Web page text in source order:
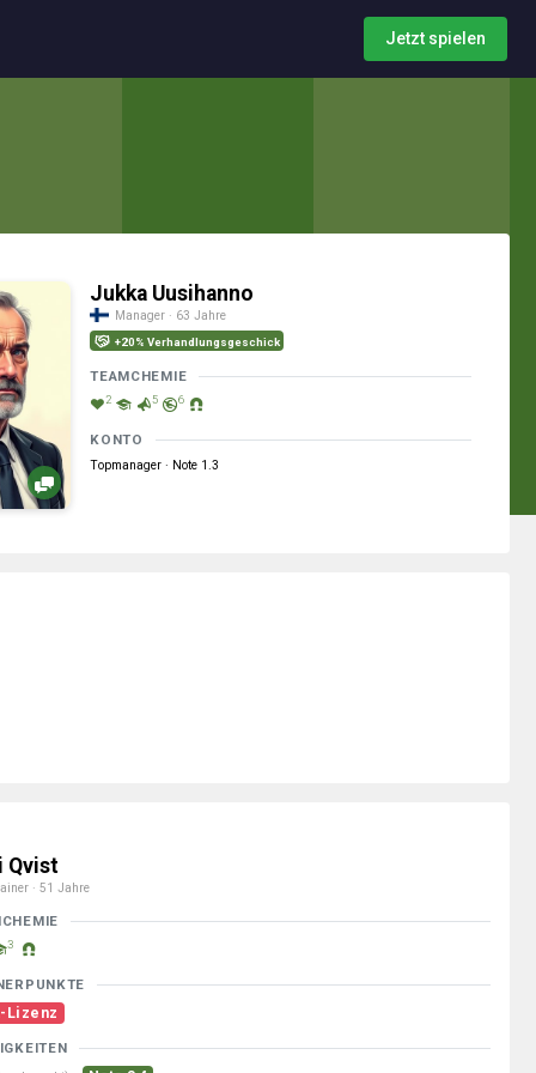
Jetzt spielen
Jukka Uusihanno
Manager · 63 Jahre
+20% Verhandlungsgeschick
TEAMCHEMIE
2 5 6
KONTO
Topmanager · Note 1.3
Qvist
· 51 Jahre
3
Lizenz